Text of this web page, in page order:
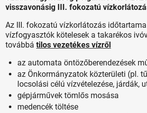
visszavonásig III. fokozatú
Az III. fokozatú vízkorlátozás
vízfogyasztók kötelesek a takarékos
továbbátilos vezetékes vízről
az automata öntözőberendezések
az Önkormányzatok közterületi (pl.
locsolási célú vízvételezése, járdák,
gépjárművek tömlős mosása
medencék töltése